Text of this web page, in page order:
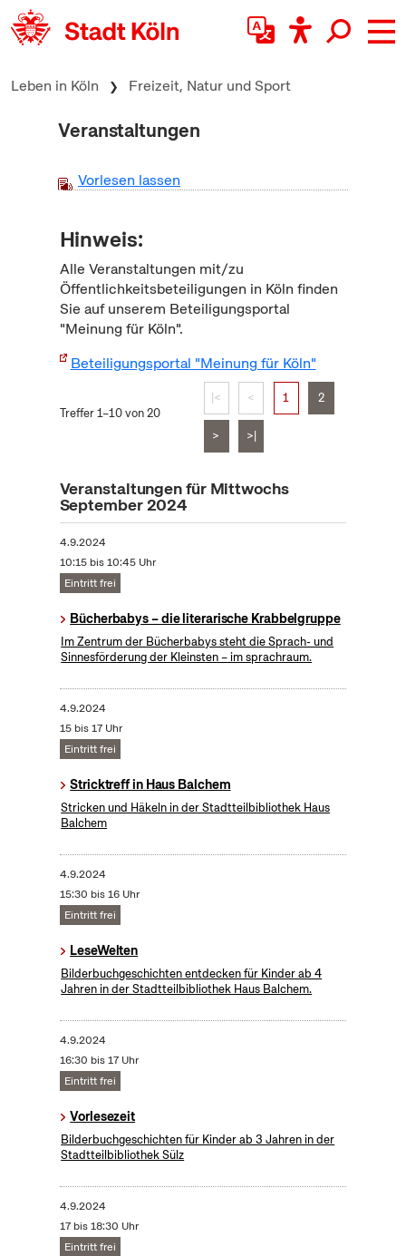
zum Inhalt springen
Leben in Köln Freizeit, Natur und Sport
Veranstaltungen
Vorlesen lassen
Hinweis:
Alle Veranstaltungen mit/zu
Öffentlichkeitsbeteiligungen in Köln finden
Sie auf unserem Beteiligungsportal
"Meinung für Köln".
Beteiligungsportal "Meinung für Köln"
Treffer 1–10 von 20
|< < 1 2
> >|
Veranstaltungen für Mittwochs
September 2024
4.9.2024
10:15 bis 10:45 Uhr
Eintritt frei
Bücherbabys – die literarische Krabbelgruppe
Im Zentrum der Bücherbabys steht die Sprach- und
Sinnesförderung der Kleinsten – im sprachraum.
4.9.2024
15 bis 17 Uhr
Eintritt frei
Stricktreff in Haus Balchem
Stricken und Häkeln in der Stadtteilbibliothek Haus
Balchem
4.9.2024
15:30 bis 16 Uhr
Eintritt frei
LeseWelten
Bilderbuchgeschichten entdecken für Kinder ab 4
Jahren in der Stadtteilbibliothek Haus Balchem.
4.9.2024
16:30 bis 17 Uhr
Eintritt frei
Vorlesezeit
Bilderbuchgeschichten für Kinder ab 3 Jahren in der
Stadtteilbibliothek Sülz
4.9.2024
17 bis 18:30 Uhr
Eintritt frei